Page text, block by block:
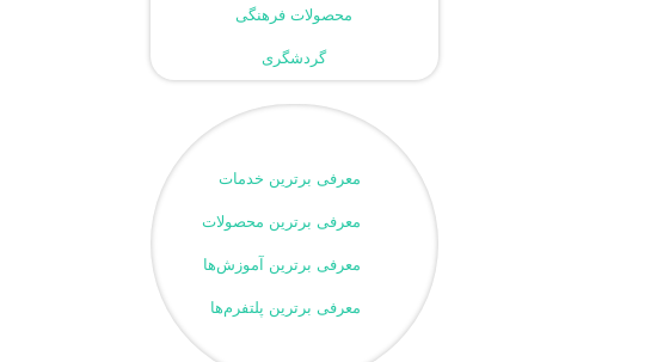
محصولات فرهنگی
گردشگری
معرفی برترین خدمات
معرفی برترین محصولات
معرفی برترین آموزش‌ها
معرفی برترین پلتفرم‌ها